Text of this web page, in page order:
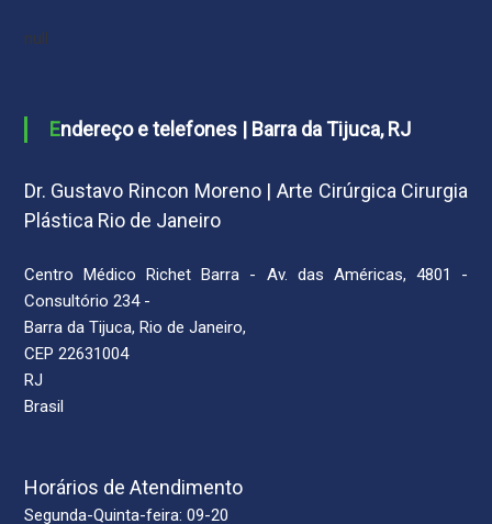
null
Endereço e telefones | Barra da Tijuca, RJ
Dr. Gustavo Rincon Moreno | Arte Cirúrgica Cirurgia
Plástica Rio de Janeiro
Centro Médico Richet Barra - Av. das Américas, 4801 -
Consultório 234 -
Barra da Tijuca, Rio de Janeiro,
CEP 22631004
RJ
Brasil
Horários de Atendimento
Segunda-Quinta-feira: 09-20